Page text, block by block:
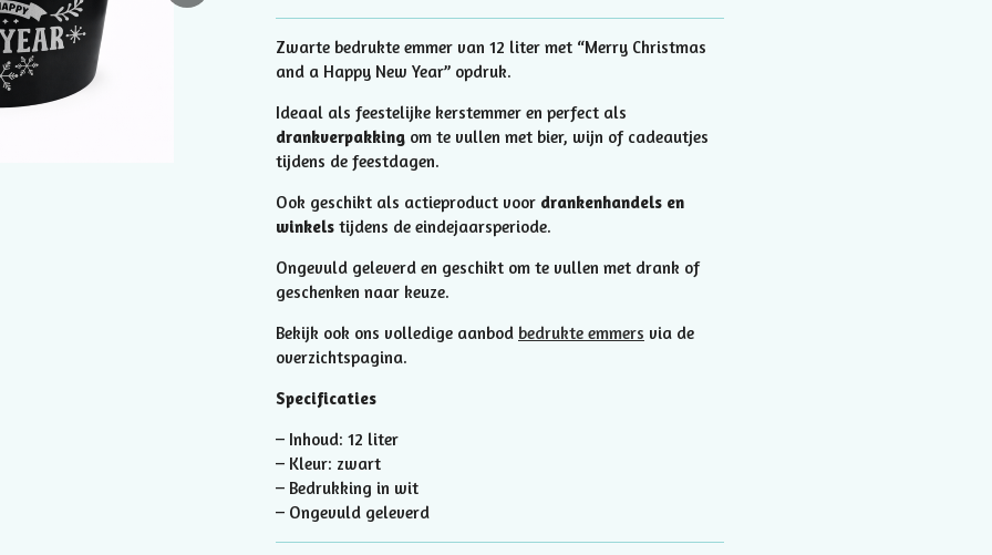
Zwarte bedrukte emmer van 12 liter met “Merry Christmas
and a Happy New Year” opdruk.
Ideaal als feestelijke kerstemmer en perfect als
drankverpakking om te vullen met bier, wijn of cadeautjes
tijdens de feestdagen.
Ook geschikt als actieproduct voor drankenhandels en
winkels tijdens de eindejaarsperiode.
Ongevuld geleverd en geschikt om te vullen met drank of
geschenken naar keuze.
Bekijk ook ons volledige aanbod bedrukte emmers via de
overzichtspagina.
Specificaties
– Inhoud: 12 liter
– Kleur: zwart
– Bedrukking in wit
– Ongevuld geleverd